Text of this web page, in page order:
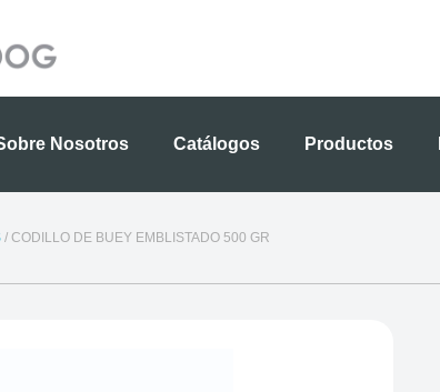
Nosotros Catálogos Productos
/ CODILLO DE BUEY EMBLISTADO 500 GR